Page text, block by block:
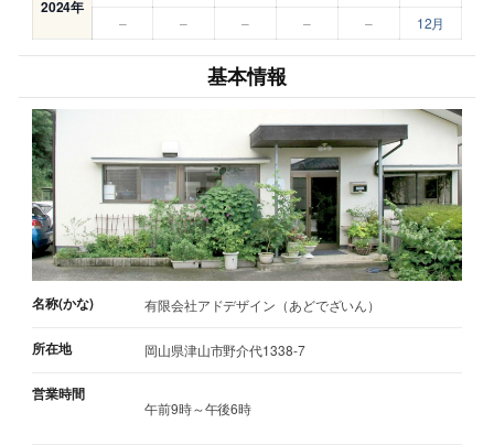
2024年
–
– – – – 12月
基本情報
名称(かな) 有限会社アドデザイン（あどでざいん）
所在地 岡山県津山市野介代1338-7
営業時間
午前9時～午後6時